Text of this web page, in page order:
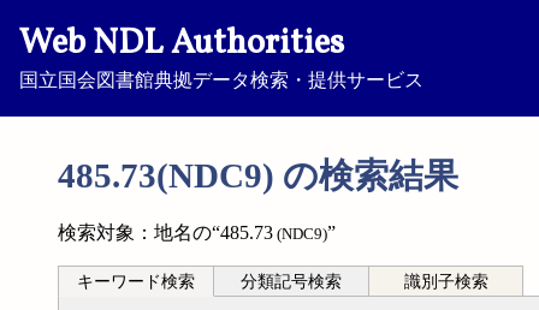
Web NDL Authorities
国立国会図書館典拠データ検索・提供サービス
485.73(NDC9) の検索結果
検索対象：地名の“485.73 (NDC9)”
キーワード検索 分類記号検索 識別子検索